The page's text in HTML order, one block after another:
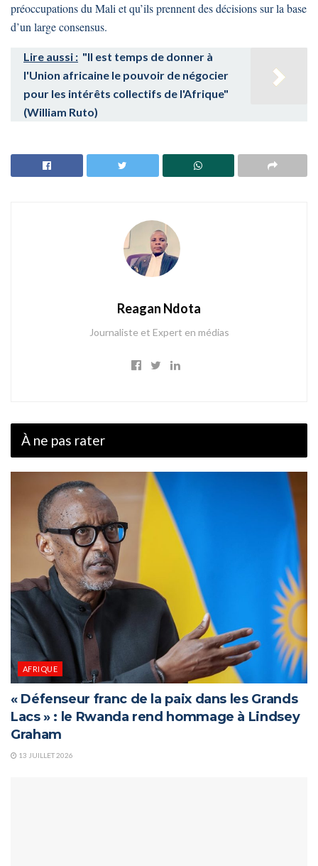
préoccupations du Mali et qu’ils prennent des décisions sur la base
d’un large consensus.
Lire aussi : "Il est temps de donner à
l'Union africaine le pouvoir de négocier
pour les intérêts collectifs de l'Afrique"
(William Ruto)
Reagan Ndota
Journaliste et Expert en médias
À ne pas rater
AFRIQUE
« Défenseur franc de la paix dans les Grands
Lacs » : le Rwanda rend hommage à Lindsey
Graham
13 JUILLET 2026